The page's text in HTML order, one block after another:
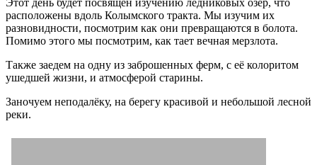
расположены вдоль Колымского тракта. Мы изучим их
разновидности, посмотрим как они превращаются в болота.
Помимо этого мы посмотрим, как тает вечная мерзлота.
Также заедем на одну из заброшенных ферм, с её колоритом
ушедшей жизни, и атмосферой старины.
Заночуем неподалёку, на берегу красивой и небольшой лесной
реки.